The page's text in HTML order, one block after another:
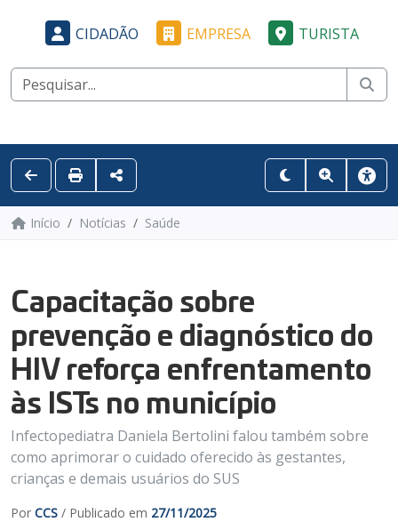
CIDADÃO EMPRESA TURISTA
Início Notícias Saúde
Capacitação sobre
prevenção e diagnóstico do
HIV reforça enfrentamento
às ISTs no município
Infectopediatra Daniela Bertolini falou também sobre
como aprimorar o cuidado oferecido às gestantes,
crianças e demais usuários do SUS
Por CCS / Publicado em 27/11/2025